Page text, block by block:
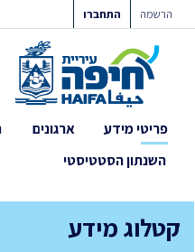
לתוכן
התחברו הרשמה
פריטי מידע ארגונים
השנתון הסטטיסטי
קטלוג מידע